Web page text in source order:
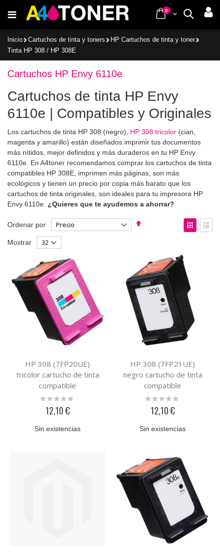
al
Buscar
Cart
0items
Inicio Cartuchos de tinta y toners
HP Cartuchos de tinta y toner
Tinta HP 308 / HP 308E
Cartuchos HP Envy 6110e
Cartuchos de tinta HP Envy
6110e | Compatibles y Originales
Los cartuchos de tinta HP 308 (negro), HP 308 tricolor (cian,
magenta y amarillo) están diseñados imprimir tus documentos
más nítidos, mejor definidos y más duraderos en tu HP Envy
6110e. En A4toner recomendamos comprar los cartuchos de tinta
compatibles HP 308E, imprimen más páginas, son más
ecológicos y tienen un precio por copia más barato que los
cartuchos de tinta originales, son ideales para tu impresora HP
Envy 6110e. ¿Quieres que te ayudemos a ahorrar?
Ordenar por
Fijar
Ver
como
Mostrar
HP 308 (7FP20UE)
tricolor cartucho de tinta
compatible
Rating:
12,10 €
Sin existencias
HP 308 (7FP21UE)
negro cartucho de tinta
compatible
Rating:
12,10 €
Sin existencias